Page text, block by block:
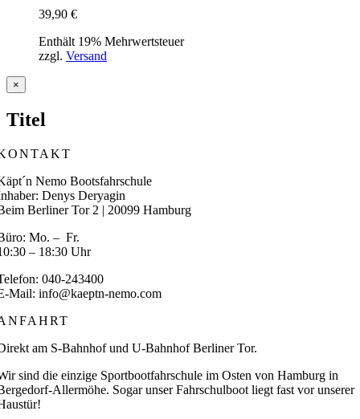
39,90 €
Enthält 19% Mehrwertsteuer
zzgl. Versand
Close
product
view
×
Titel
Nemo Bootsfahrschule
Denys Deryagin
Berliner Tor 2 | 20099 Hamburg
Mo. – Fr.
– 18:30 Uhr
040-243400
Mail: info@kaeptn-nemo.com
am S-Bahnhof und U-Bahnhof Berliner Tor.
sind die einzige Sportbootfahrschule im Osten von Hamburg in
Allermöhe. Sogar unser Fahrschulboot liegt fast vor unserer